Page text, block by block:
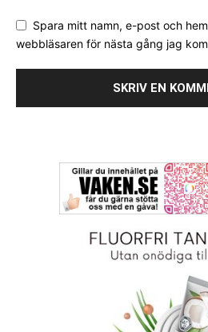
Spara mitt namn, e-post och
webbläsaren för nästa gång jag